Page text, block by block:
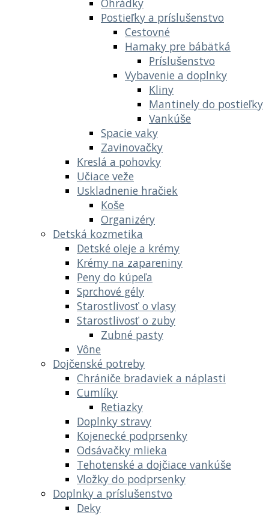
Postieľky a príslušenstvo
Cestovné
Hamaky pre bábätká
Príslušenstvo
Vybavenie a doplnky
Kliny
Mantinely do postieľky
Vankúše
Spacie vaky
Zavinovačky
Kreslá a pohovky
Učiace veže
Uskladnenie hračiek
Koše
Organizéry
Detská kozmetika
Detské oleje a krémy
Krémy na zapareniny
Peny do kúpeľa
Sprchové gély
Starostlivosť o vlasy
Starostlivosť o zuby
Zubné pasty
Vône
Dojčenské potreby
Chrániče bradaviek a náplasti
Cumlíky
Retiazky
Doplnky stravy
Kojenecké podprsenky
Odsávačky mlieka
Tehotenské a dojčiace vankúše
Vložky do podprsenky
Doplnky a príslušenstvo
Deky